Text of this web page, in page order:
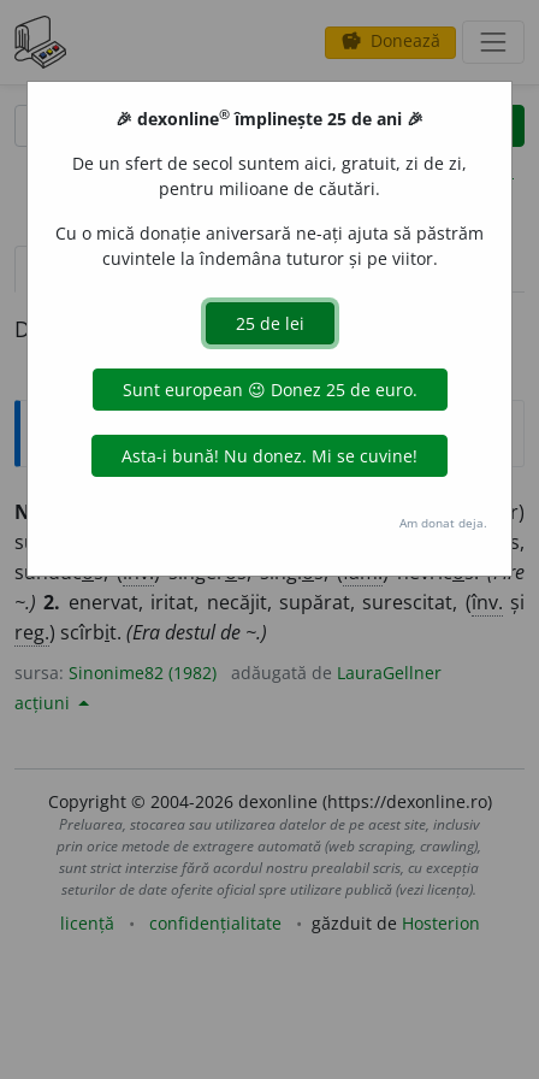
savings Donează
clear
opțiuni
definiții (1) pronunțievolume_up (50)
Definiția cu ID-ul 1011572:
Sinonime
NERV
irascibil, iritabil, supărăcios, (rar)
surescit
s,
sunducos, (înv.) sîngeros, sîngios, (fam.) nevricos.(Fire
~.) 2. enervat, iritat, necăjit, supărat, surescitat, (înv. și
reg.) scîrbit. (Era destul de ~.)
sursa: Sinonime82 (1982) adăugată de LauraGellner
acțiuni
Copyright © 2004-2026 dexonline (https://dexonline.ro)
Preluarea, stocarea sau utilizarea datelor de pe acest site, inclusiv
prin orice metode de extragere automată (web scraping, crawling),
sunt strict interzise fără acordul nostru prealabil scris, cu excepția
seturilor de date oferite oficial spre utilizare publică (vezi licența).
licență confidențialitate găzduit de Hosterion
🎉 dexonline® împlinește 25 de ani 🎉
De un sfert de secol suntem aici, gratuit, zi de zi,
pentru milioane de căutări.
Cu o mică donație aniversară ne-ați ajuta să păstrăm
cuvintele la îndemâna tuturor și pe viitor.
Am donat deja.